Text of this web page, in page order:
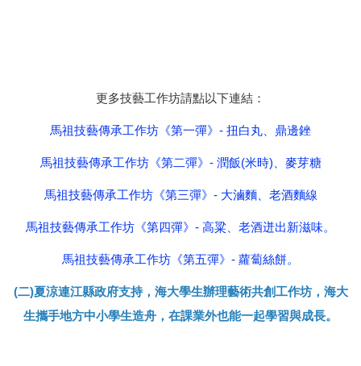
更多技藝工作坊請點以下連結：
馬祖技藝傳承工作坊《第一彈》- 扭白丸、鼎邊銼
馬祖技藝傳承工作坊《第二彈》- 潤飯(米時)、麥芽糖
馬祖技藝傳承工作坊《第三彈》- 大滷麵、老酒麵線
馬祖技藝傳承工作坊《第四彈》- 高粱、老酒迸出新滋味。
馬祖技藝傳承工作坊《第五彈》- 蘿蔔絲餅。
(二)夏涼連江縣政府支持，海大學生辦理藝術共創工作坊，海大
生攜手地方中小學生造舟，在課業外也能一起學習與成長。